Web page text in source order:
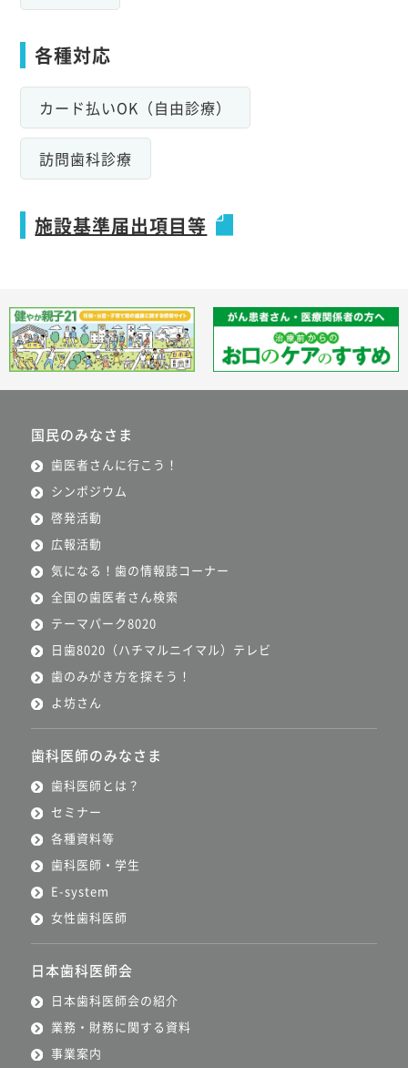
各種対応
カード払いOK（自由診療）
訪問歯科診療
施設基準届出項目等
国民のみなさま
歯医者さんに行こう！
シンポジウム
啓発活動
広報活動
気になる！歯の情報誌コーナー
全国の歯医者さん検索
テーマパーク8020
日歯8020（ハチマルニイマル）テレビ
歯のみがき方を探そう！
よ坊さん
歯科医師のみなさま
歯科医師とは？
セミナー
各種資料等
歯科医師・学生
E-system
女性歯科医師
日本歯科医師会
日本歯科医師会の紹介
業務・財務に関する資料
事業案内